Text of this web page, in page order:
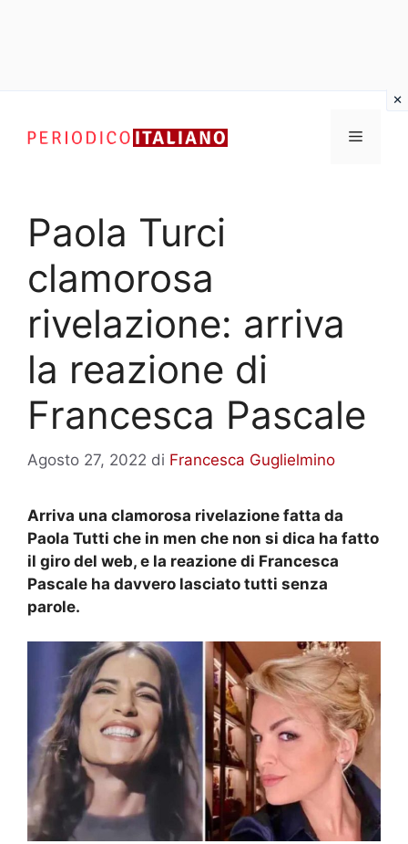
contenuto
Menu
Paola Turci
clamorosa
rivelazione: arriva
la reazione di
Francesca Pascale
Agosto 27, 2022 di Francesca Guglielmino
Arriva una clamorosa rivelazione fatta da
Paola Tutti che in men che non si dica ha fatto
il giro del web, e la reazione di Francesca
Pascale ha davvero lasciato tutti senza
parole.